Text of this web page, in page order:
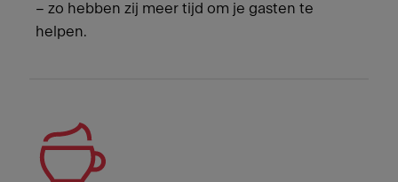
– zo hebben zij meer tijd om je gasten te
helpen.